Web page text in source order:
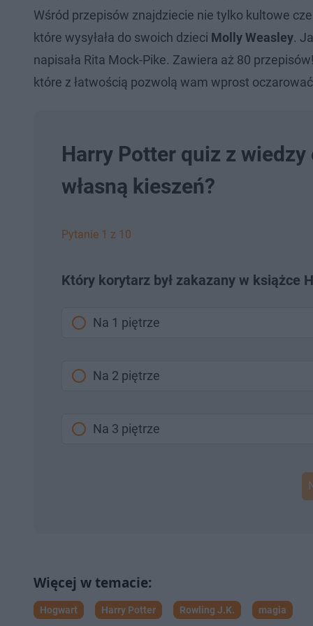
Wśród przepisów znajdziecie nie tylko kultowe
które wysyłała do swoich dzieci Molly Weasley.
napisała Rita Mock-Pike. Zawiera aż 80
które z łatwością pozwolą wam wprost
Harry Potter quiz z
własną kieszeń?
Pytanie 1 z 10
Który korytarz był zakazany w książce
Na 1 piętrze
Na 2 piętrze
Na 3 piętrze
Hogwart Harry Potter Rowling J.K. magia